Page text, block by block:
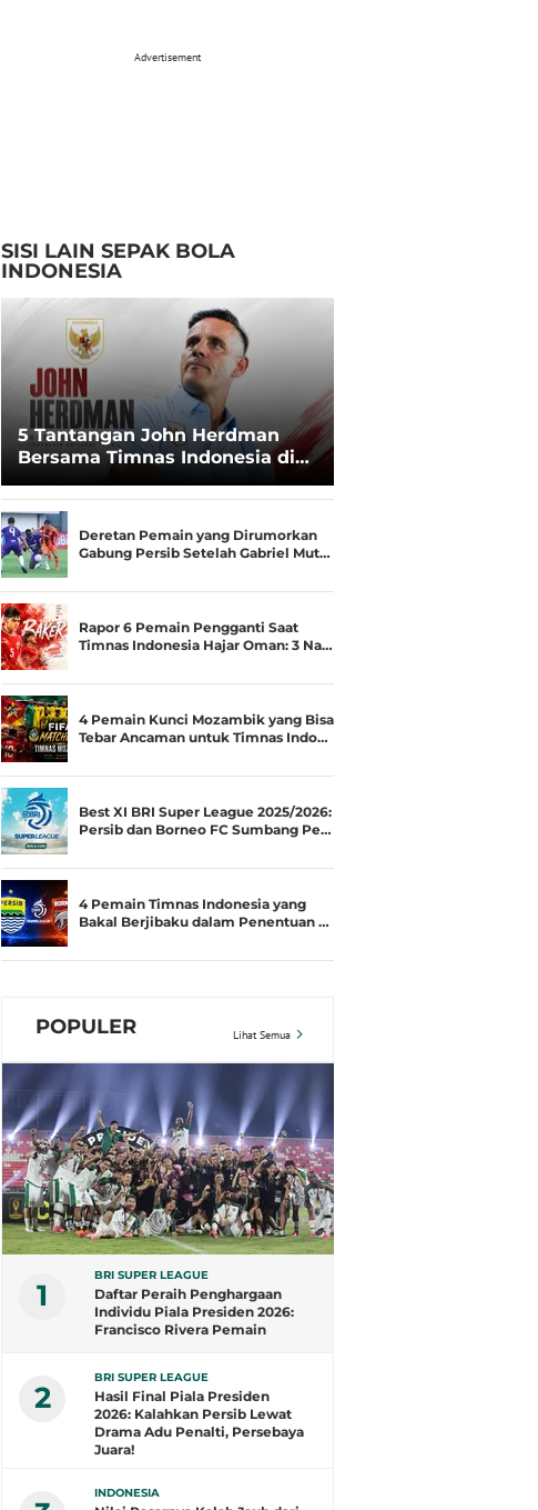
Advertisement
SISI LAIN SEPAK BOLA
INDONESIA
5 Tantangan John Herdman
Bersama Timnas Indonesia di
Spesialis Runner-up Menjadi
Juara
Deretan Pemain yang Dirumorkan
Gabung Persib Setelah Gabriel Mut…
Rapor 6 Pemain Pengganti Saat
Timnas Indonesia Hajar Oman: 3 Na…
4 Pemain Kunci Mozambik yang Bisa
Tebar Ancaman untuk Timnas Indo…
Best XI BRI Super League 2025/2026:
Persib dan Borneo FC Sumbang Pe…
4 Pemain Timnas Indonesia yang
Bakal Berjibaku dalam Penentuan …
POPULER Lihat Semua
1
BRI SUPER LEAGUE
Daftar Peraih Penghargaan
Individu Piala Presiden 2026:
Francisco Rivera Pemain
2
BRI SUPER LEAGUE
Hasil Final Piala Presiden
2026: Kalahkan Persib Lewat
Drama Adu Penalti, Persebaya
Juara!
INDONESIA